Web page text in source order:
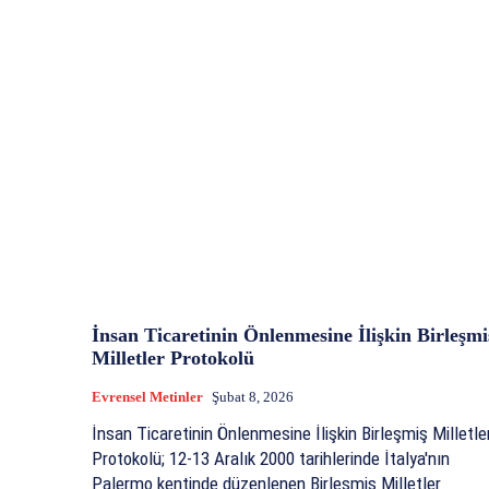
İnsan Ticaretinin Önlenmesine İlişkin
Milletler Protokolü
Evrensel Metinler Şubat 8, 2026
İnsan Ticaretinin Önlenmesine İlişkin Birleşmiş
Protokolü; 12-13 Aralık 2000 tarihlerinde İtalya'nın
Palermo kentinde düzenlenen Birleşmiş Milletler